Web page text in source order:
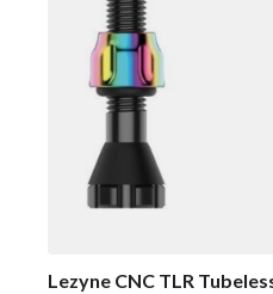
Lezyne CNC TLR